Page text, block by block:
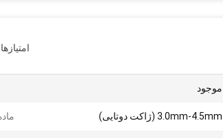
موجود
3.0mm-4.5mm (ژاکت دوتایی)